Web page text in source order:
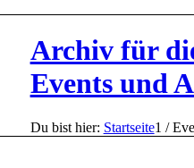
Archiv für
Events und
Du bist hier: Startseite1 /